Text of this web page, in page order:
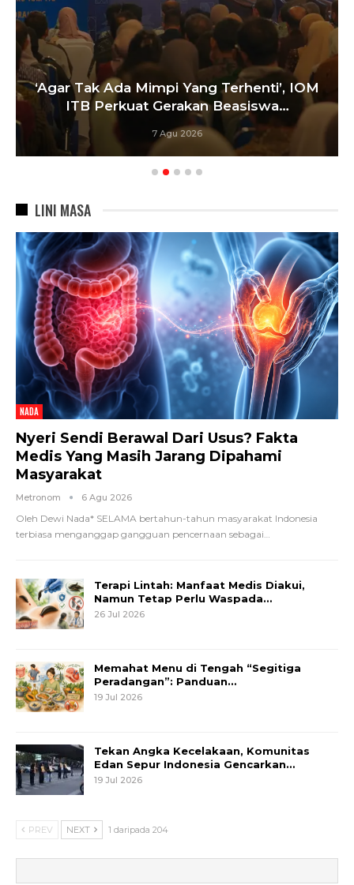
Terhenti’, IOM
Satukan Siswa Dari
Pelatih Paskibraka
Bangun…
LINI MASA
NADA
Nyeri Sendi Berawal Dari Usus? Fakta
Medis Yang Masih Jarang Dipahami
Masyarakat
Metronom 6 Agu 2026
Oleh Dewi Nada* SELAMA bertahun-tahun masyarakat Indonesia
terbiasa menganggap gangguan pencernaan sebagai…
Terapi Lintah: Manfaat Medis Diakui,
Namun Tetap Perlu Waspada…
26 Jul 2026
Memahat Menu di Tengah “Segitiga
Peradangan”: Panduan…
19 Jul 2026
Tekan Angka Kecelakaan, Komunitas
Edan Sepur Indonesia Gencarkan…
19 Jul 2026
PREV NEXT 1 daripada 204